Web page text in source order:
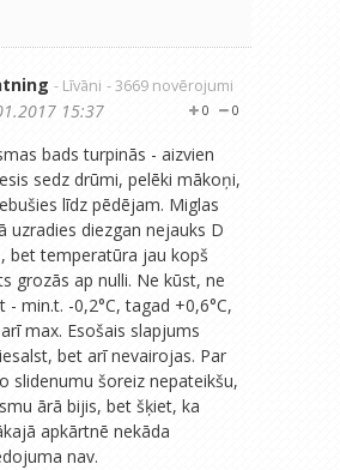
- Līvāni - 3669 novērojumi
0
0
15:37
bads turpinās - aizvien
sedz drūmi, pelēki mākoņi,
līdz pēdējam. Miglas
uzradies diezgan nejauks D
bet temperatūra jau kopš
grozās ap nulli. Ne kūst, ne
- min.t. -0,2°C, tagad +0,6°C,
max. Esošais slapjums
bet arī nevairojas. Par
slidenumu šoreiz nepateikšu,
ārā bijis, bet šķiet, ka
apkārtnē nekāda
nav.